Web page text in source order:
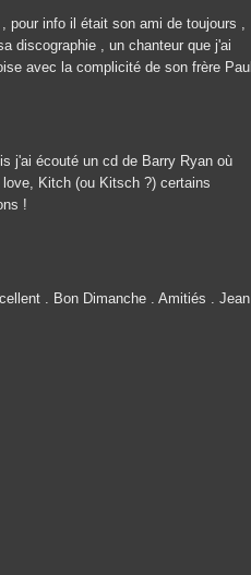
pour info il était son ami de toujours ,
discographie , un chanteur que j'ai
avec la complicité de son frère Paul
j'ai écouté un cd de Barry Ryan où
Kitch (ou Kitsch ?) certains
!
. Bon Dimanche . Amitiés . Jean